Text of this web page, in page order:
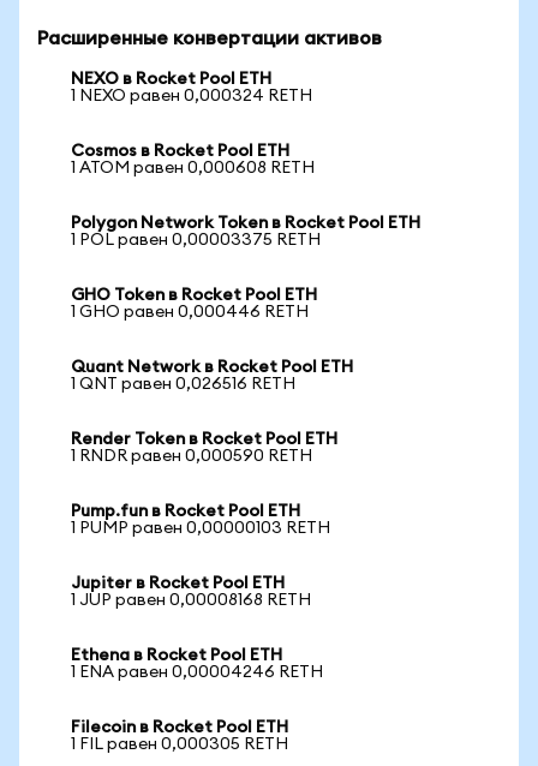
Расширенные конвертации активов
NEXO в Rocket Pool ETH
1 NEXO равен 0,000324 RETH
Cosmos в Rocket Pool ETH
1 ATOM равен 0,000608 RETH
Polygon Network Token в Rocket Pool ETH
1 POL равен 0,00003375 RETH
GHO Token в Rocket Pool ETH
1 GHO равен 0,000446 RETH
Quant Network в Rocket Pool ETH
1 QNT равен 0,026516 RETH
Render Token в Rocket Pool ETH
1 RNDR равен 0,000590 RETH
Pump.fun в Rocket Pool ETH
1 PUMP равен 0,00000103 RETH
Jupiter в Rocket Pool ETH
1 JUP равен 0,00008168 RETH
Ethena в Rocket Pool ETH
1 ENA равен 0,00004246 RETH
Filecoin в Rocket Pool ETH
1 FIL равен 0,000305 RETH